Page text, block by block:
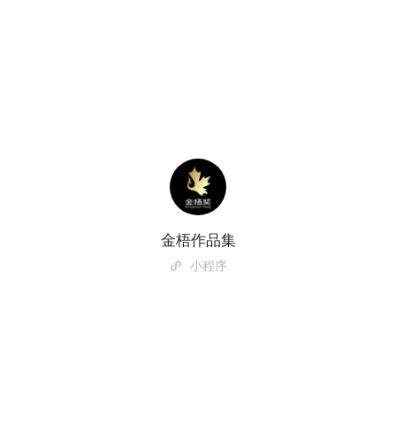
金梧作品集
小程序